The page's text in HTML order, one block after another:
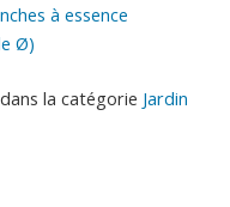
à essence
Ø)
la catégorie Jardin